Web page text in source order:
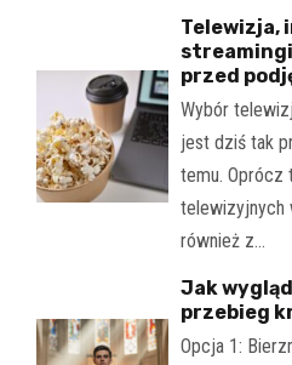
Telewizja,
przed
Wybór
jest dziś tak
temu. Oprócz
telewizyjnych
również z…
Jak
przebieg
Opcja 1: